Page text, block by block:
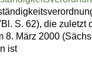
S. 62), die zuletzt
8. März 2000
ist